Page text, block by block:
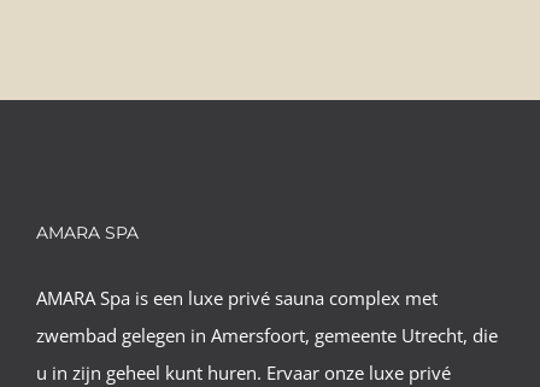
AMARA SPA
AMARA Spa is een luxe privé sauna complex met
zwembad gelegen in Amersfoort, gemeente Utrecht, die
u in zijn geheel kunt huren. Ervaar onze luxe privé